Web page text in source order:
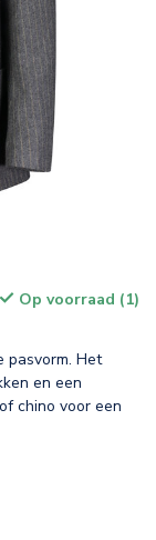
Op voorraad (1)
pasvorm. Het
en een
chino voor een